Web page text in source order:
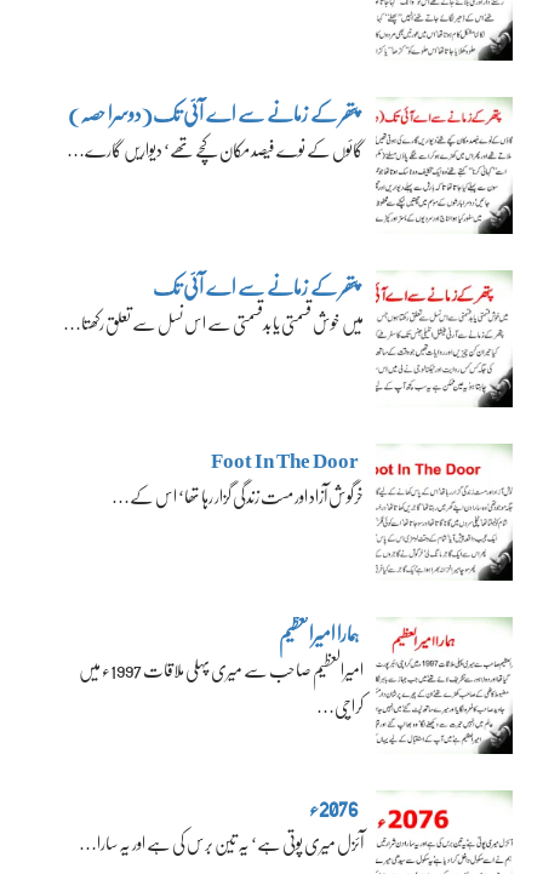
پتھر کے زمانے سے اے آئی تک(دوسرا حصہ)
گائوں کے نوے فیصد مکان کچے تھے‘ دیواریں گارے…
پتھر کے زمانے سے اے آئی تک
میں خوش قسمتی یا بدقسمتی سے اس نسل سے تعلق رکھتا…
Foot In The Door
خرگوش آزاد اور مست زندگی گزار رہا تھا‘ اس کے…
ہمارا امیرالعظیم
امیرالعظیم صاحب سے میری پہلی ملاقات 1997ء میں
کراچی…
2076ء
آئزل میری پوتی ہے‘ یہ تین برس کی ہے اور یہ سارا…